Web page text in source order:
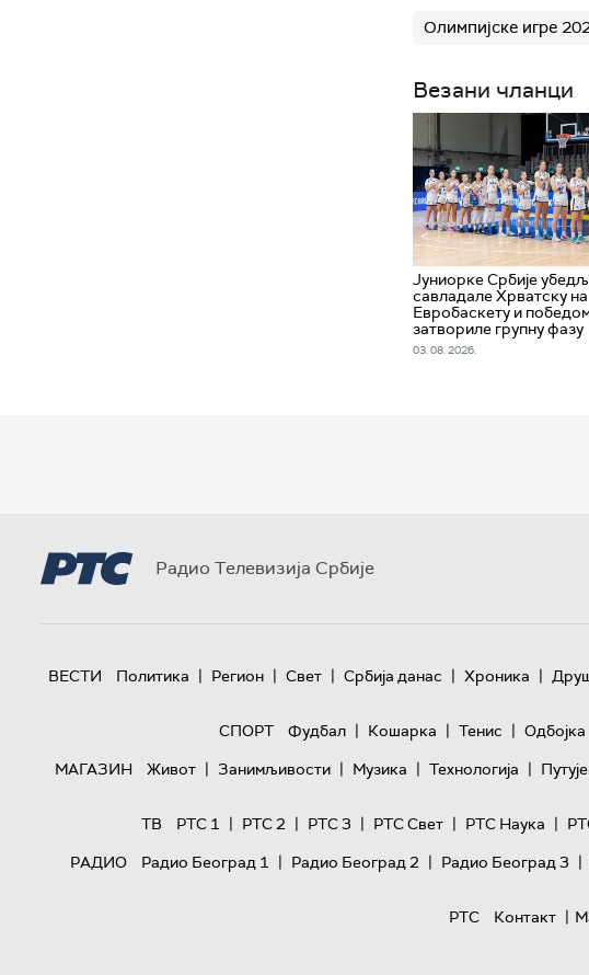
Олимпијске игре
Везани чланци
Јуниорке Србије
савладале Хрватску на
Евробаскету и
затвориле групну фазу
03. 08. 2026.
Радио Телевизија Србије
ВЕСТИ Политика | Регион | Свет | Србија данас | Хроника |
СПОРТ
Фудбал | Кошарка | Тенис | Одбојка
МАГАЗИН
Живот | Занимљивости | Музика | Технологијa |
ТВ
РТС 1 | РТС 2 | РТС 3 | РТС Свет | РТС Наука |
РАДИО
Радио Београд 1 | Радио Београд 2 | Радио Београд 3 |
РТС
Контакт |